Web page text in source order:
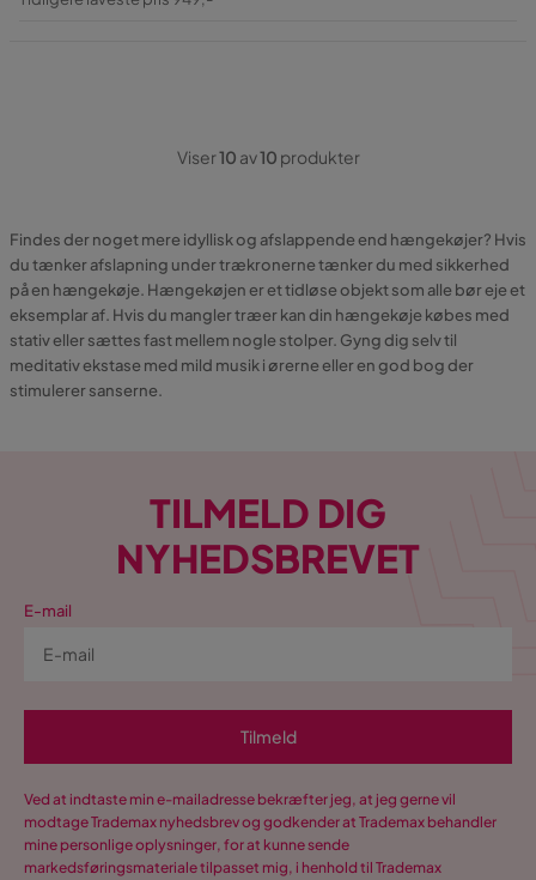
Viser10 av10 produkter
Findes der noget mere idyllisk og afslappende end hængekøjer? Hvis
du tænker afslapning under trækronerne tænker du med sikkerhed
på en hængekøje. Hængekøjen er et tidløse objekt som alle bør eje et
eksemplar af. Hvis du mangler træer kan din hængekøje købes med
stativ eller sættes fast mellem nogle stolper. Gyng dig selv til
meditativ ekstase med mild musik i ørerne eller en god bog der
stimulerer sanserne.
TILMELD DIG
NYHEDSBREVET
E-mail
Tilmeld
Ved at indtaste min e-mailadresse bekræfter jeg, at jeg gerne vil
modtage Trademax nyhedsbrev og godkender at Trademax behandler
mine personlige oplysninger, for at kunne sende
markedsføringsmateriale tilpasset mig, i henhold til Trademax